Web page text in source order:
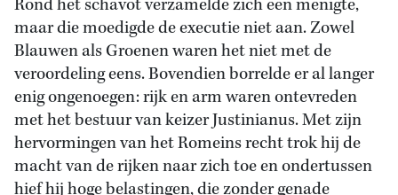
Rond het schavot verzamelde zich een menigte,
maar die moedigde de executie niet aan. Zowel
Blauwen als Groenen waren het niet met de
veroordeling eens. Bovendien borrelde er al langer
enig ongenoegen: rijk en arm waren ontevreden
met het bestuur van keizer Justinianus. Met zijn
hervormingen van het Romeins recht trok hij de
macht van de rijken naar zich toe en ondertussen
hief hij hoge belastingen, die zonder genade